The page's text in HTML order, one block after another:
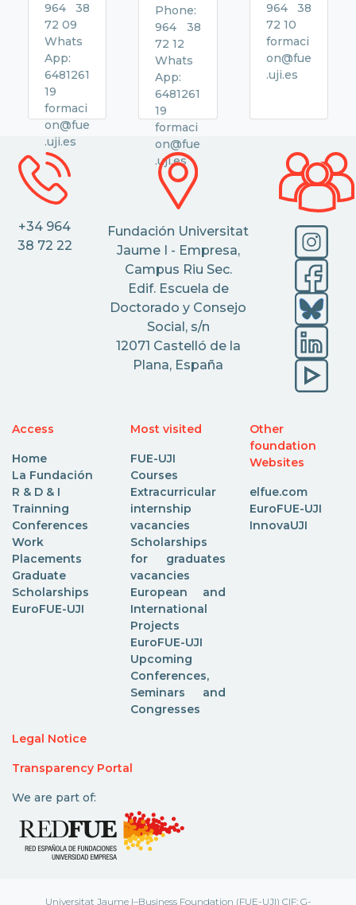
964 38
72 09
Whats
App:
6481261
19
formaci
on@fue
.uji.es
Phone:
964 38
72 12
Whats
App:
6481261
19
formaci
on@fue
.uji.es
964 38
72 10
formaci
on@fue
.uji.es
+34 964
38 72 22
Fundación Universitat
Jaume I - Empresa,
Campus Riu Sec.
Edif. Escuela de
Doctorado y Consejo
Social, s/n
12071 Castelló de la
Plana, España
Access
Home
La Fundación
R & D & I
Trainning
Conferences
Work
Placements
Graduate
Scholarships
EuroFUE-UJI
Most visited
FUE-UJI
Courses
Extracurricular
internship
vacancies
Scholarships
for graduates
vacancies
European and
International
Projects
EuroFUE-UJI
Upcoming
Conferences,
Seminars and
Congresses
Other
foundation
Websites
elfue.com
EuroFUE-UJI
InnovaUJI
Legal Notice
Transparency Portal
We are part of:
Universitat Jaume I–Business Foundation (FUE-UJI) CIF: G-